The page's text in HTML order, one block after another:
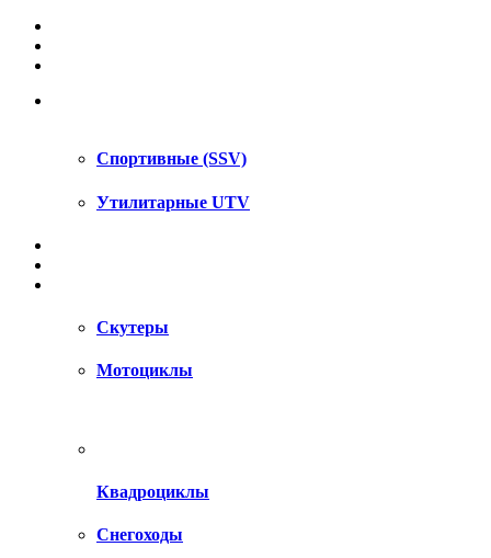
Спортивные (SSV)
Утилитарные UTV
Скутеры
Мотоциклы
Квадроциклы
Снегоходы